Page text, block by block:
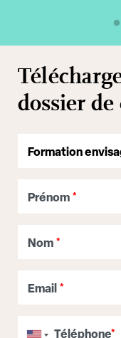
dossier
Prénom *
Nom *
Email *
Téléphone*